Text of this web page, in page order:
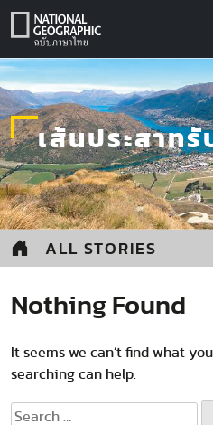
Skip
เส้นประสาท
ALL STORIES
Nothing Found
It seems we can’t find what
searching can help.
Search